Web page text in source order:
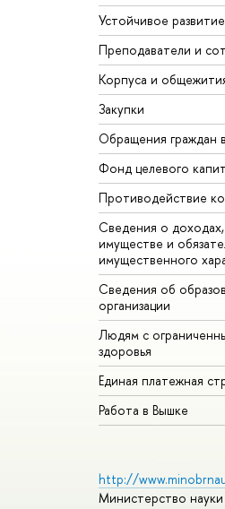
Устойчивое
Преподаватели и
Корпуса и
Закупки
Обращения
Фонд целевого
Противодействие
Сведения о
имуществе и
имущественного
Сведения об
организации
Людям с
здоровья
Единая платежная
Работа в Вышке
http://
Министерство